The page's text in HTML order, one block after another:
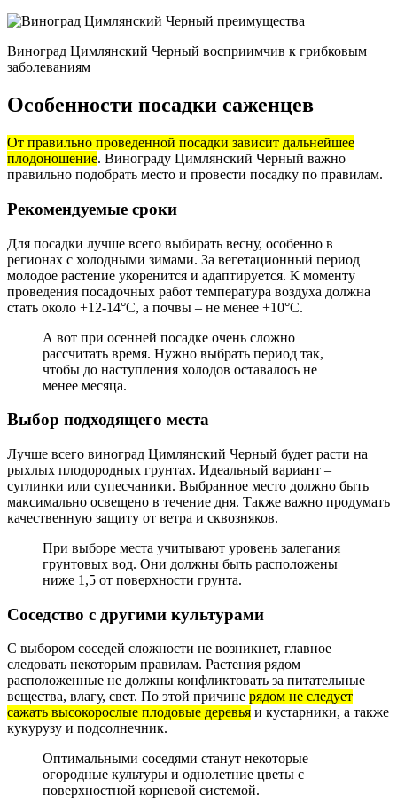
Виноград Цимлянский Черный восприимчив к грибковым
заболеваниям
Особенности посадки саженцев
От правильно проведенной посадки зависит дальнейшее
плодоношение. Винограду Цимлянский Черный важно
правильно подобрать место и провести посадку по правилам.
Рекомендуемые сроки
Для посадки лучше всего выбирать весну, особенно в
регионах с холодными зимами. За вегетационный период
молодое растение укоренится и адаптируется. К моменту
проведения посадочных работ температура воздуха должна
стать около +12-14°С, а почвы – не менее +10°С.
А вот при осенней посадке очень сложно
рассчитать время. Нужно выбрать период так,
чтобы до наступления холодов оставалось не
менее месяца.
Выбор подходящего места
Лучше всего виноград Цимлянский Черный будет расти на
рыхлых плодородных грунтах. Идеальный вариант –
суглинки или супесчаники. Выбранное место должно быть
максимально освещено в течение дня. Также важно продумать
качественную защиту от ветра и сквозняков.
При выборе места учитывают уровень залегания
грунтовых вод. Они должны быть расположены
ниже 1,5 от поверхности грунта.
Соседство с другими культурами
С выбором соседей сложности не возникнет, главное
следовать некоторым правилам. Растения рядом
расположенные не должны конфликтовать за питательные
вещества, влагу, свет. По этой причине рядом не следует
сажать высокорослые плодовые деревья и кустарники, а также
кукурузу и подсолнечник.
Оптимальными соседями станут некоторые
огородные культуры и однолетние цветы с
поверхностной корневой системой.